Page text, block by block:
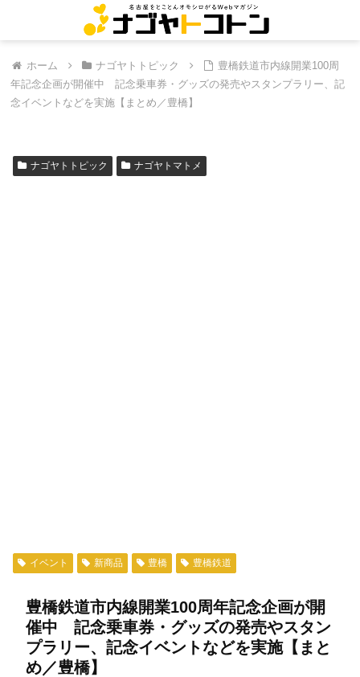
ホーム ナゴヤトトピック
豊橋鉄道市内線開業100周
年記念企画が開催中 記念乗車券・グッズの発売やスタンプラリー、記
念イベントなどを実施【まとめ／豊橋】
ナゴヤトトピック ナゴヤトマトメ
イベント 新商品 豊橋 豊橋鉄道
豊橋鉄道市内線開業100周年記念企画が開
催中 記念乗車券・グッズの発売やスタン
プラリー、記念イベントなどを実施【まと
め／豊橋】